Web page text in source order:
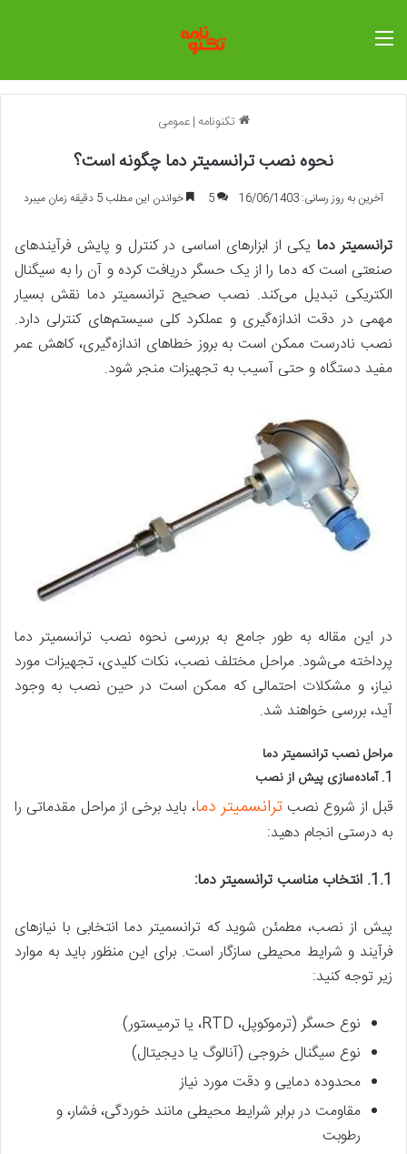
تکنونامه | عمومی
نحوه نصب ترانسمیتر دما چگونه است؟
آخرین به روز رسانی: 16/06/1403 5 خواندن این مطلب 5 دقیقه زمان میبرد
ترانسمیتر دما یکی از ابزارهای اساسی در کنترل و پایش فرآیندهای
صنعتی است که دما را از یک حسگر دریافت کرده و آن را به سیگنال
الکتریکی تبدیل می‌کند. نصب صحیح ترانسمیتر دما نقش بسیار
مهمی در دقت اندازه‌گیری و عملکرد کلی سیستم‌های کنترلی دارد.
نصب نادرست ممکن است به بروز خطاهای اندازه‌گیری، کاهش عمر
مفید دستگاه و حتی آسیب به تجهیزات منجر شود.
در این مقاله به طور جامع به بررسی نحوه نصب ترانسمیتر دما
پرداخته می‌شود. مراحل مختلف نصب، نکات کلیدی، تجهیزات مورد
نیاز، و مشکلات احتمالی که ممکن است در حین نصب به وجود
آید، بررسی خواهند شد.
مراحل نصب ترانسمیتر دما
1. آماده‌سازی پیش از نصب
قبل از شروع نصبترانسمیتر دما، باید برخی از مراحل مقدماتی را
به درستی انجام دهید:
1.1. انتخاب مناسب ترانسمیتر دما:
پیش از نصب، مطمئن شوید که ترانسمیتر دما انتخابی با نیازهای
فرآیند و شرایط محیطی سازگار است. برای این منظور باید به موارد
زیر توجه کنید:
نوع حسگر (ترموکوپل، RTD، یا ترمیستور)
نوع سیگنال خروجی (آنالوگ یا دیجیتال)
محدوده دمایی و دقت مورد نیاز
مقاومت در برابر شرایط محیطی مانند خوردگی، فشار، و
رطوبت